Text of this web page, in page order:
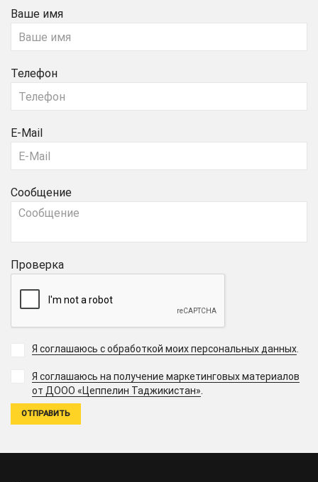
Ваше имя
Телефон
E-Mail
Сообщение
Проверка
Я соглашаюсь с обработкой моих персональных данных.
Я соглашаюсь на получение маркетинговых материалов
от ДООО «Цеппелин Таджикистан».